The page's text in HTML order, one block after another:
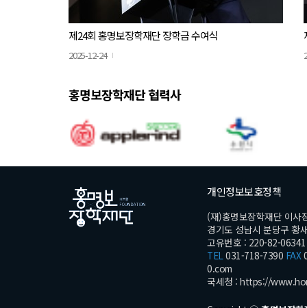
제24회 홍명보장학재단 장학금 수여식
2025-12-24
홍명보장학재단 협력사
개인정보보호정책
(재)홍명보장학재단 이사
경기도 성남시 분당구 황
고유번호 : 220-82-06341
TEL031-718-7390 FAX
0.com
국세청 : https://